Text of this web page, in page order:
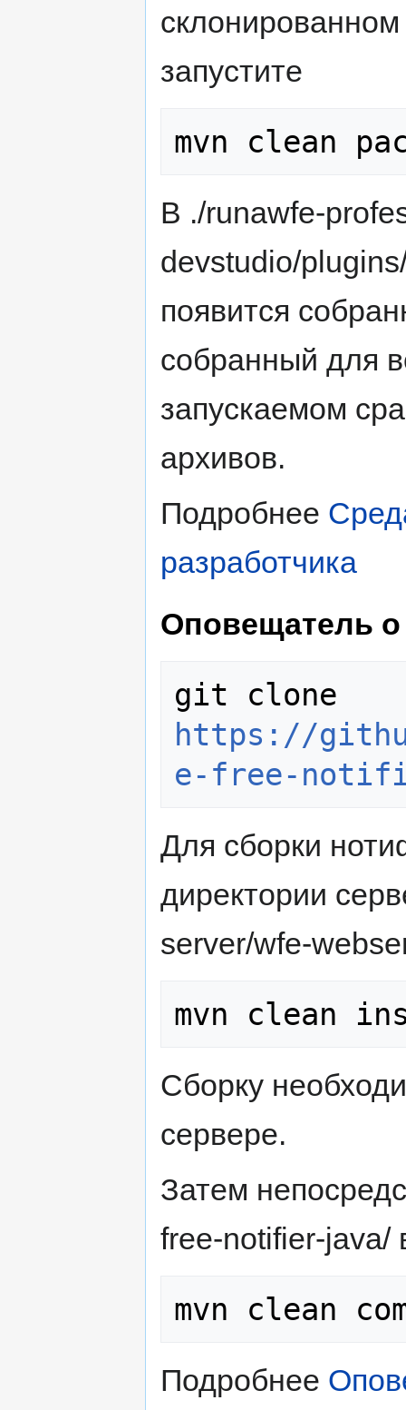
запустите
В ./runawfe-
devstudio/
появится
собранный для
запускаемом
архивов.
Подробнее
разработчика
Оповещатель о
https://
e-free-
Для сборки
директории
server/wfe-
Сборку
сервере.
Затем
free-notifier-java/
Подробнее